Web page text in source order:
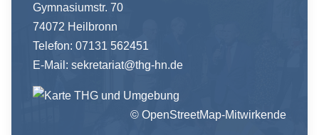
Gymnasiumstr. 70
74072 Heilbronn
Telefon: 07131 562451
E-Mail:sekretariat@thg-hn.de
© OpenStreetMap-Mitwirkende